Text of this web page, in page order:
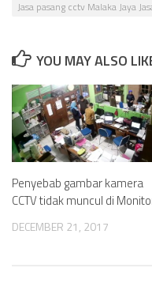
Jasa pasang cctv Malaka Jaya
YOU MAY ALSO
Penyebab gambar kamera
CCTV tidak muncul di
DECEMBER 21, 2017